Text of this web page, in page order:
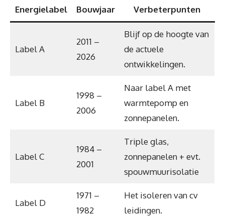
Energielabel Bouwjaar Verbeterpunten
Label A
2011 –
2026
Blijf op de hoogte van
de actuele
ontwikkelingen.
Label B
1998 –
2006
Naar label A met
warmtepomp en
zonnepanelen.
Label C
1984 –
2001
Triple glas,
zonnepanelen + evt.
spouwmuurisolatie
Label D
1971 –
1982
Het isoleren van cv
leidingen.